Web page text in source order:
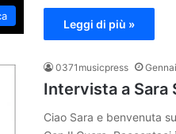
Leggi di più »
0371musicpress
Intervista a Sara
Ciao Sara e benvenuta